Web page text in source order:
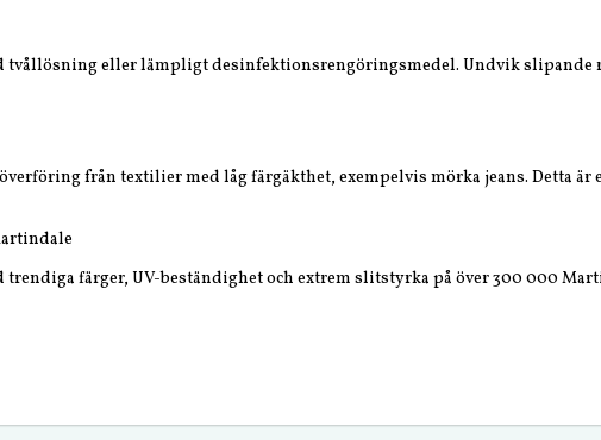
eller lämpligt desinfektionsrengöringsmedel. Undvik slipande
från textilier med låg färgäkthet, exempelvis mörka jeans. Detta
trendiga färger, UV-beständighet och extrem slitstyrka på över 300 000